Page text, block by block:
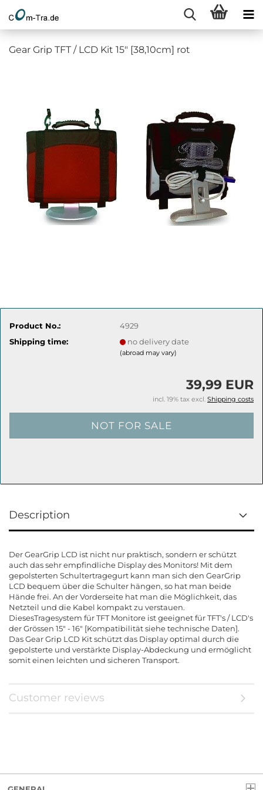
Gear Grip TFT / LCD Kit 15" [38,10cm] rot
Product No.:
4929
Shipping time:
no delivery date
(abroad may vary)
39,99 EUR
incl. 19% tax excl. Shipping costs
Description
Der GearGrip LCD ist nicht nur praktisch, sondern er schützt
auch das sehr empfindliche Display des Monitors! Mit dem
gepolsterten Schultertragegurt kann man sich den GearGrip
LCD bequem über die Schulter hängen, so hat man beide
Hände frei. An der Vorderseite hat man die Möglichkeit, das
Netzteil und die Kabel kompakt zu verstauen.
DiesesTragesystem für TFT Monitore ist geeignet für TFT's / LCD's
der Grössen 15" - 16" [Kompatibilität siehe technische Daten].
Das Gear Grip LCD Kit schützt das Display optimal durch die
gepolsterte und verstärkte Display-Abdeckung und ermöglicht
somit einen leichten und sicheren Transport.
Customer reviews